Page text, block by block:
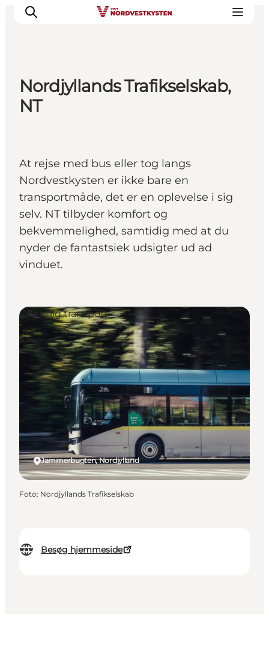
Feriesteder
Overnatning
Planlæg din ferie
Nordjyllands Trafikselskab,
NT
At rejse med bus eller tog langs
Nordvestkysten er ikke bare en
transportmåde, det er en oplevelse i sig
selv. NT tilbyder komfort og
bekvemmelighed, samtidig med at du
nyder de fantastsiek udsigter ud ad
vinduet.
Besøg hjemmeside
Jammerbugten, Nordjylland
Offentlig transport
Foto: Nordjyllands Trafikselskab